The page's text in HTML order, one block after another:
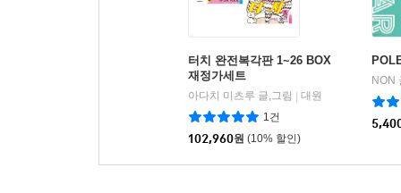
터치 완전복각판 1~26 BOX
재정가세트
아다치 미츠루 글,그림
대원
1건
102,960원 (10% 할인)
NON